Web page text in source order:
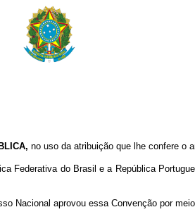
no uso da atribuição que lhe confere o
do Brasil e a República
aprovou essa Convenção por